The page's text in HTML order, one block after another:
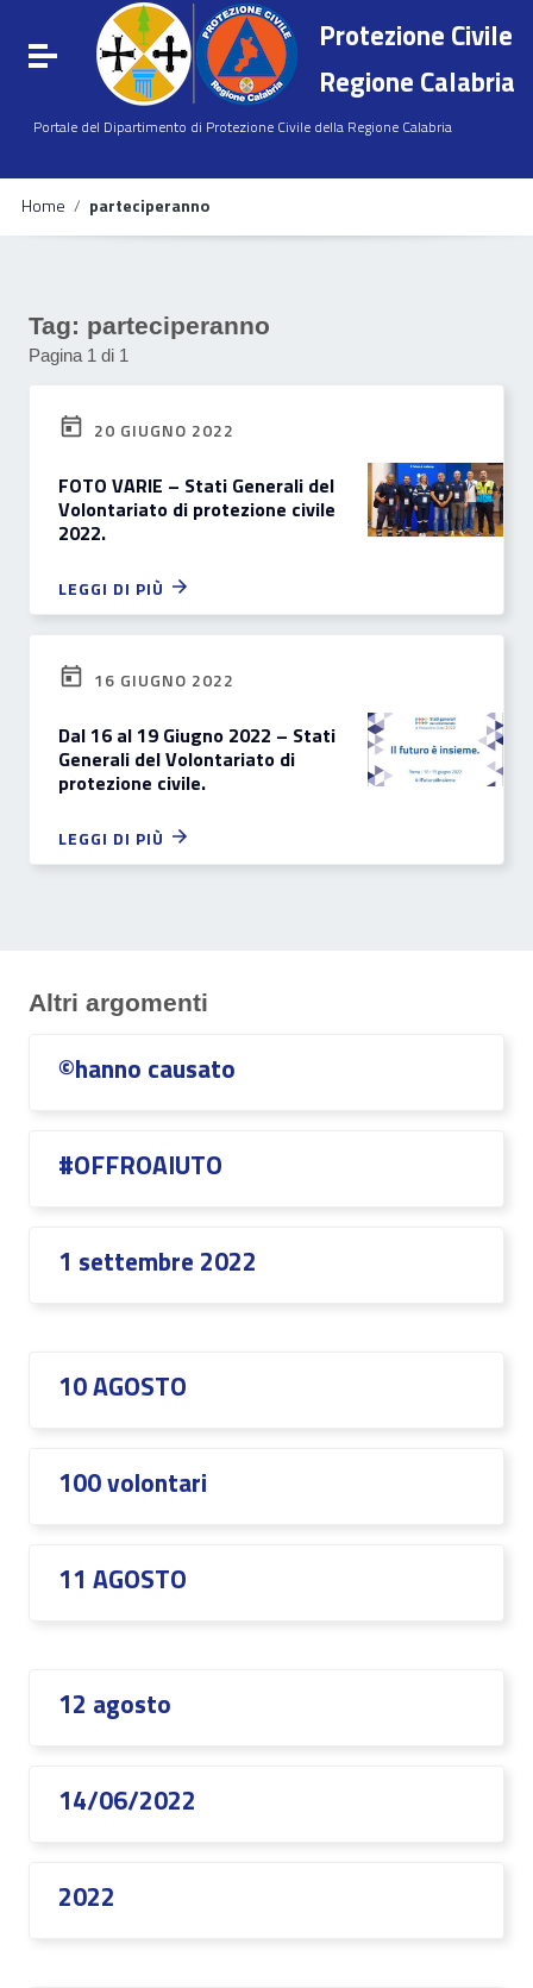
Vai ai contenuti
Vai al menu di navigazione
Vai al footer
Attiva / disattiva la navigazione
Protezione Civile
Regione Calabria
Portale del Dipartimento di Protezione Civile della Regione Calabria
Home / parteciperanno
Tag: parteciperanno
Pagina 1 di 1
20 GIUGNO 2022
FOTO VARIE – Stati Generali del
Volontariato di protezione civile
2022.
LEGGI DI PIÙ
16 GIUGNO 2022
Dal 16 al 19 Giugno 2022 – Stati
Generali del Volontariato di
protezione civile.
LEGGI DI PIÙ
Altri argomenti
©hanno causato
#OFFROAIUTO
1 settembre 2022
10 AGOSTO
100 volontari
11 AGOSTO
12 agosto
14/06/2022
2022